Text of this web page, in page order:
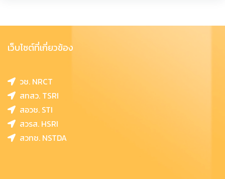
เว็บไซต์ที่เกี่ยวข้อง
วช. NRCT
สทสว. TSRI
สอวช. STI
สวรส. HSRI
สวทช. NSTDA